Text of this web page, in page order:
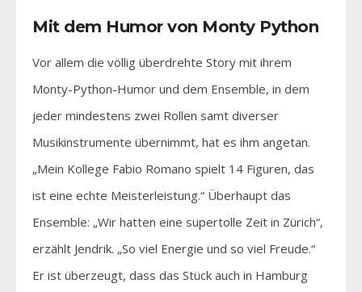
Mit dem Humor von Monty Python
Vor allem die völlig überdrehte Story mit ihrem
Monty-Python-Humor und dem Ensemble, in dem
jeder mindestens zwei Rollen samt diverser
Musikinstrumente übernimmt, hat es ihm angetan.
„Mein Kollege Fabio Romano spielt 14 Figuren, das
ist eine echte Meisterleistung.“ Überhaupt das
Ensemble: „Wir hatten eine supertolle Zeit in Zürich“,
erzählt Jendrik. „So viel Energie und so viel Freude.“
Er ist überzeugt, dass das Stück auch in Hamburg